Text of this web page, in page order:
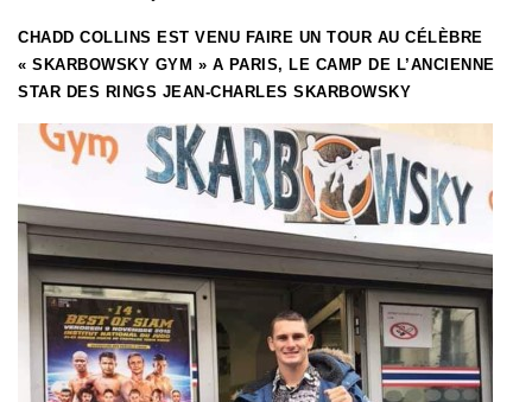
CHADD COLLINS EST VENU FAIRE UN TOUR AU CÉLÈBRE
« SKARBOWSKY GYM » A PARIS, LE CAMP DE L’ANCIENNE
STAR DES RINGS JEAN-CHARLES SKARBOWSKY